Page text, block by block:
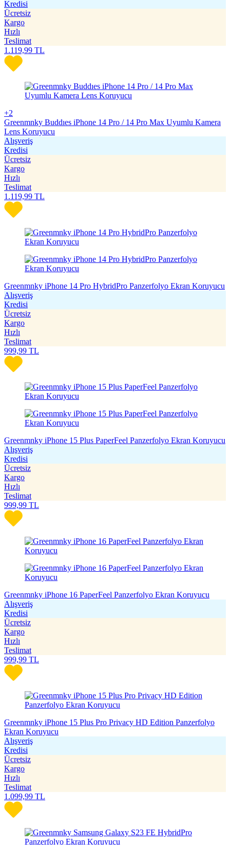
Kredisi
Ücretsiz
Kargo
Hızlı
Teslimat
1.119,99 TL
+2
Greenmnky Buddıes iPhone 14 Pro / 14 Pro Max Uyumlu Kamera
Lens Koruyucu
Alışveriş
Kredisi
Ücretsiz
Kargo
Hızlı
Teslimat
1.119,99 TL
Greenmnky iPhone 14 Pro HybridPro Panzerfolyo Ekran Koruyucu
Alışveriş
Kredisi
Ücretsiz
Kargo
Hızlı
Teslimat
999,99 TL
Greenmnky iPhone 15 Plus PaperFeel Panzerfolyo Ekran Koruyucu
Alışveriş
Kredisi
Ücretsiz
Kargo
Hızlı
Teslimat
999,99 TL
Greenmnky iPhone 16 PaperFeel Panzerfolyo Ekran Koruyucu
Alışveriş
Kredisi
Ücretsiz
Kargo
Hızlı
Teslimat
999,99 TL
Greenmnky iPhone 15 Plus Pro Privacy HD Edition Panzerfolyo
Ekran Koruyucu
Alışveriş
Kredisi
Ücretsiz
Kargo
Hızlı
Teslimat
1.099,99 TL